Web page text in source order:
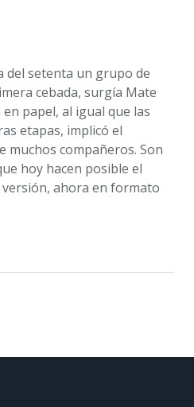
del setenta un grupo de
cebada, surgía Mate
papel, al igual que las
etapas, implicó el
muchos compañeros. Son
hoy hacen posible el
ahora en formato